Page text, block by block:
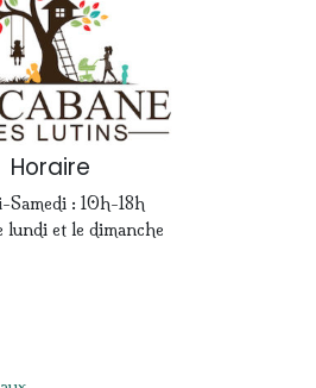
Horaire
Samedi : 10h-18h
lundi et le dimanche